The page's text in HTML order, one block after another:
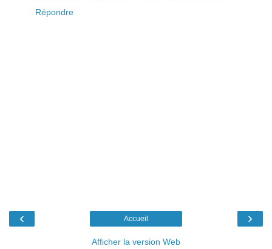
Répondre
‹ ›
Accueil
Afficher la version Web